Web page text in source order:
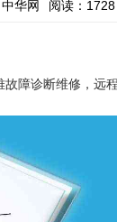
华网 阅读：1728